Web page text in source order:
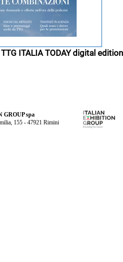
TTG ITALIA TODAY digital edition
spa
155 - 47921 Rimini